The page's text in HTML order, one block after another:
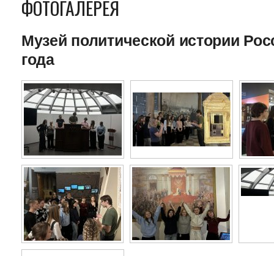
ФОТОГАЛЕРЕЯ
Музей политической истории
года